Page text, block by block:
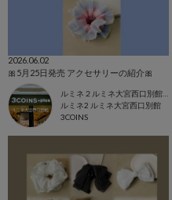
2026.06.02
🎀5月25日発売 アクセサリーの紹介🎀
ルミネ２ルミネ大宮西口別館店
ルミネ2 ルミネ大宮西口別館
3COINS